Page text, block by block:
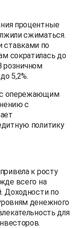
процентные
сжиматься.
по
сократилась до
розничном
5,2%.
с опережающим
с
политику
к росту
всего на
Доходности по
денежного
для